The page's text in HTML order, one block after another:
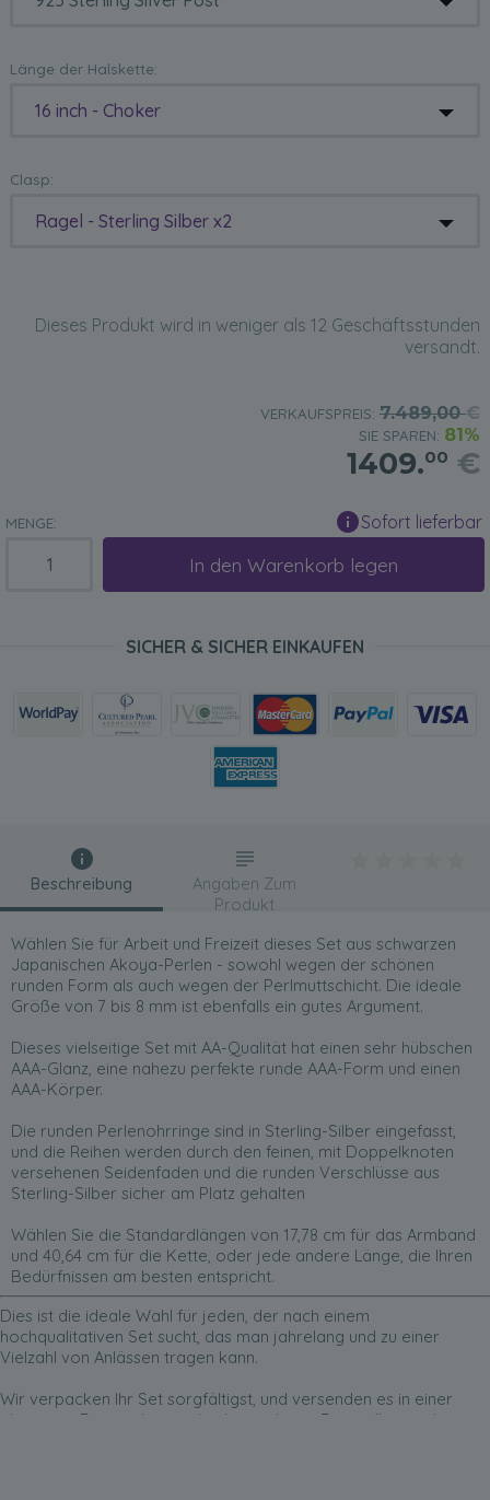
Länge der Halskette:
16 inch - Choker
Clasp:
Ragel - Sterling Silber x2
Dieses Produkt wird in weniger als 12 Geschäftsstunden
versandt.
VERKAUFSPREIS: 7.489,00€
SIE SPAREN: 81%
1409.00 €
MENGE: Sofort lieferbar
In den Warenkorb legen
SICHER & SICHER EINKAUFEN
Beschreibung
Wählen Sie für Arbeit und Freizeit dieses Set aus schwarzen
Japanischen Akoya-Perlen - sowohl wegen der schönen
runden Form als auch wegen der Perlmuttschicht. Die ideale
Größe von 7 bis 8 mm ist ebenfalls ein gutes Argument.
Dieses vielseitige Set mit AA-Qualität hat einen sehr hübschen
AAA-Glanz, eine nahezu perfekte runde AAA-Form und einen
AAA-Körper.
Die runden Perlenohrringe sind in Sterling-Silber eingefasst,
und die Reihen werden durch den feinen, mit Doppelknoten
versehenen Seidenfaden und die runden Verschlüsse aus
Sterling-Silber sicher am Platz gehalten
Wählen Sie die Standardlängen von 17,78 cm für das Armband
und 40,64 cm für die Kette, oder jede andere Länge, die Ihren
Bedürfnissen am besten entspricht.
Dies ist die ideale Wahl für jeden, der nach einem
hochqualitativen Set sucht, das man jahrelang und zu einer
Vielzahl von Anlässen tragen kann.
Wir verpacken Ihr Set sorgfältigst, und versenden es in einer
eleganten Box, und mit vielen kostenlosen Extras (bitte schauen
Angaben Zum
Produkt